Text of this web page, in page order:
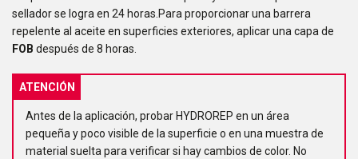
sellador se logra en 24 horas.Para proporcionar una barrera
repelente al aceite en superficies exteriores, aplicar una capa de
FOB después de 8 horas.
ATENCIÓN
Antes de la aplicación, probar HYDROREP en un área
pequeña y poco visible de la superficie o en una muestra de
material suelta para verificar si hay cambios de color. No